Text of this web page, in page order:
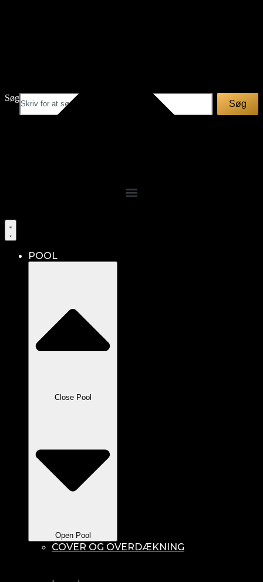
Søg
Søg
POOL
Close Pool
Open Pool
COVER OG OVERDÆKNING